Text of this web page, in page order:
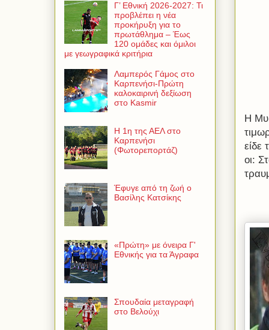
Η
είδε
οι:
Γ’ Εθνική 2026-2027: Τι
προβλέπει η νέα
προκήρυξη για το
πρωτάθλημα – Έως
120 ομάδες και όμιλοι
με γεωγραφικά κριτήρια
Λαμπερός Γάμος στο
Καρπενήσι-Πρώτη
καλοκαιρινή δεξίωση
στο Kasmir
Η 1η της ΑΕΛ στο
Καρπενήσι
(Φωτορεπορτάζ)
Έφυγε από τη ζωή ο
Βασίλης Κατσίκης
«Πρώτη» με όνειρα Γ'
Εθνικής για τα Άγραφα
Σπουδαία μεταγραφή
στο Βελούχι